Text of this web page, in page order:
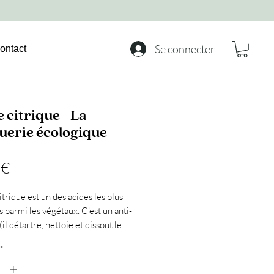
Se connecter
citrique - La
écologique
Prix
est un des acides les plus
parmi les végétaux. C’est un anti-
détartre, nettoie et dissout le
est totalement
et fait partie de ces produits
*